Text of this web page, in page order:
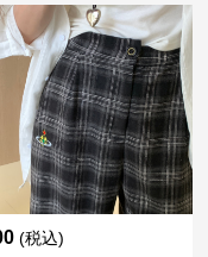
(税込)